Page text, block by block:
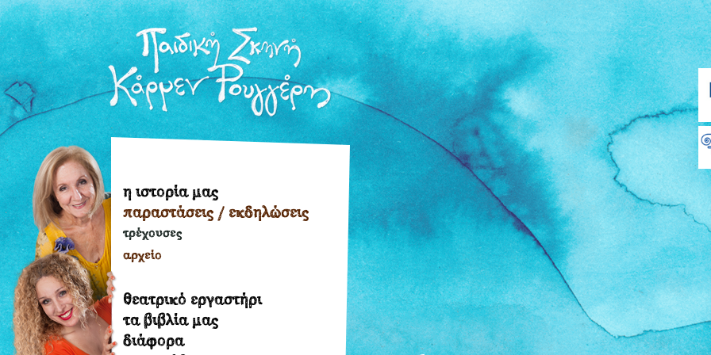
η ιστορία μας
παραστάσεις / εκδηλώσεις
τρέχουσες
αρχείο
θεατρικό εργαστήρι
τα βιβλία μας
διάφορα
η
ιστορία
μας
παραστάσεις
/
εκδηλώσεις
τρέχουσες
αρχείο